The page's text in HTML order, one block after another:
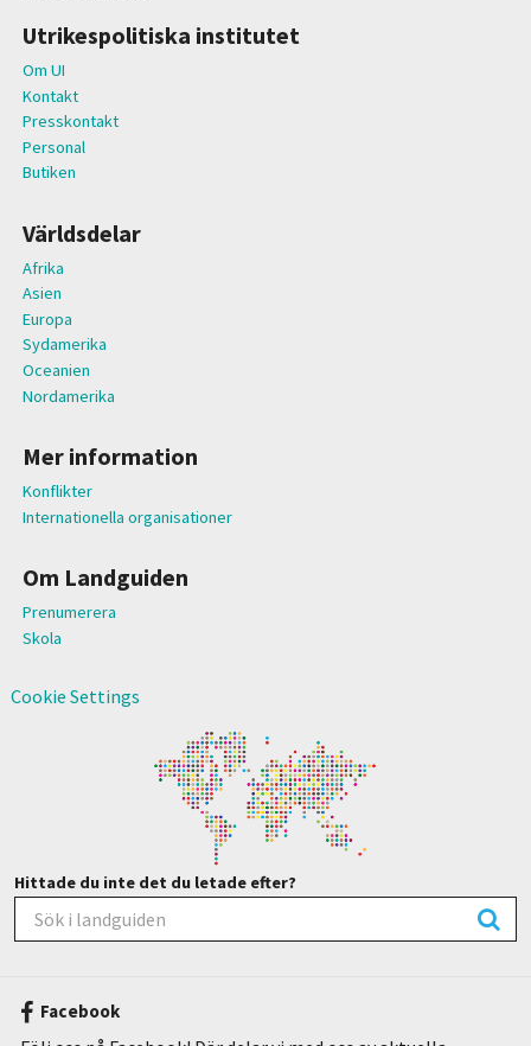
Utrikespolitiska institutet
Om UI
Kontakt
Presskontakt
Personal
Butiken
Världsdelar
Afrika
Asien
Europa
Sydamerika
Oceanien
Nordamerika
Mer information
Konflikter
Internationella organisationer
Om Landguiden
Prenumerera
Skola
Cookie Settings
Hittade du inte det du letade efter?
Facebook